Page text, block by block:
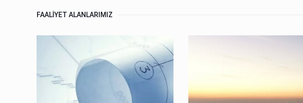
FAALİYET ALANLARIMIZ